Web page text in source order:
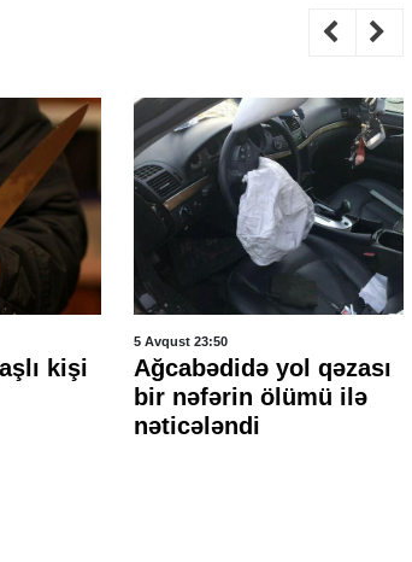
kişi
5 Avqust 23:50
Ağcabədidə yol qəzası
bir nəfərin ölümü ilə
nəticələndi